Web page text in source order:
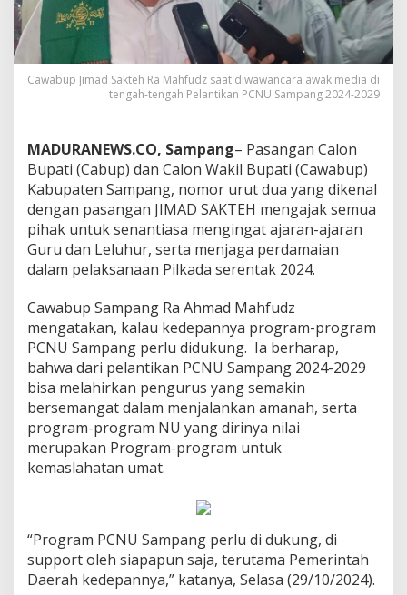
Cawabup Jimad Sakteh Ra Mahfudz saat diwawancara awak media di
tengah-tengah Pelantikan PCNU Sampang 2024-2029
MADURANEWS.CO, Sampang– Pasangan Calon
Bupati (Cabup) dan Calon Wakil Bupati (Cawabup)
Kabupaten Sampang, nomor urut dua yang dikenal
dengan pasangan JIMAD SAKTEH mengajak semua
pihak untuk senantiasa mengingat ajaran-ajaran
Guru dan Leluhur, serta menjaga perdamaian
dalam pelaksanaan Pilkada serentak 2024.
Cawabup Sampang Ra Ahmad Mahfudz
mengatakan, kalau kedepannya program-program
PCNU Sampang perlu didukung. Ia berharap,
bahwa dari pelantikan PCNU Sampang 2024-2029
bisa melahirkan pengurus yang semakin
bersemangat dalam menjalankan amanah, serta
program-program NU yang dirinya nilai
merupakan Program-program untuk
kemaslahatan umat.
“Program PCNU Sampang perlu di dukung, di
support oleh siapapun saja, terutama Pemerintah
Daerah kedepannya,” katanya, Selasa (29/10/2024).